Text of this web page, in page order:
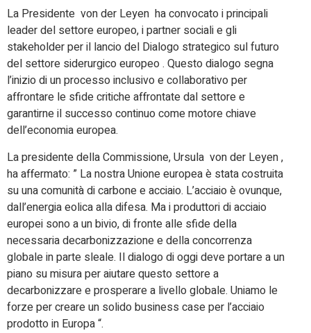
La Presidente von der Leyen ha convocato i principali
leader del settore europeo, i partner sociali e gli
stakeholder per il lancio del Dialogo strategico sul futuro
del settore siderurgico europeo . Questo dialogo segna
l’inizio di un processo inclusivo e collaborativo per
affrontare le sfide critiche affrontate dal settore e
garantirne il successo continuo come motore chiave
dell’economia europea.
La presidente della Commissione, Ursula von der Leyen ,
ha affermato: ” La nostra Unione europea è stata costruita
su una comunità di carbone e acciaio. L’acciaio è ovunque,
dall’energia eolica alla difesa. Ma i produttori di acciaio
europei sono a un bivio, di fronte alle sfide della
necessaria decarbonizzazione e della concorrenza
globale in parte sleale. Il dialogo di oggi deve portare a un
piano su misura per aiutare questo settore a
decarbonizzare e prosperare a livello globale. Uniamo le
forze per creare un solido business case per l’acciaio
prodotto in Europa “.